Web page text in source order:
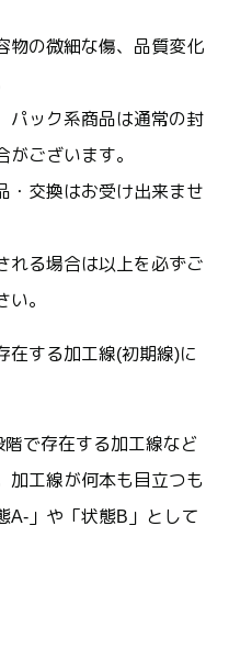
物の微細な傷、品質変化
パック系商品は通常の封
ございます。
・交換はお受け出来ませ
れる場合は以上を必ずご
。
在する加工線(初期線)に
で存在する加工線など
加工線が何本も目立つも
A-」や「状態B」として